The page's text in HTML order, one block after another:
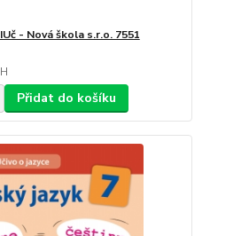
- Nová škola s.r.o. 7551
Přidat do košíku